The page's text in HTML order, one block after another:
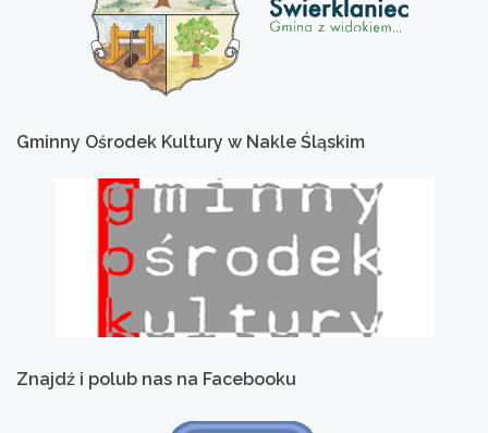
Gminny Ośrodek Kultury w Nakle Śląskim
Znajdź i polub nas na Facebooku